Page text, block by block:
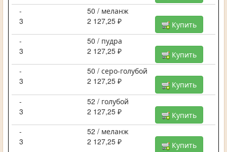
-
50 / меланж
3
2 127,25 ₽
Купить
-
50 / пудра
3
2 127,25 ₽
Купить
-
50 / серо-голубой
3
2 127,25 ₽
Купить
-
52 / голубой
3
2 127,25 ₽
Купить
-
52 / меланж
3
2 127,25 ₽
Купить